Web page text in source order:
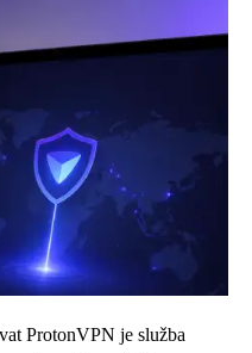
ProtonVPN je služba